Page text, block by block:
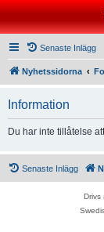
Senaste Inlägg
Nyhetssidorna
Information
Du har inte tillåtelse
Senaste Inlägg
Drivs